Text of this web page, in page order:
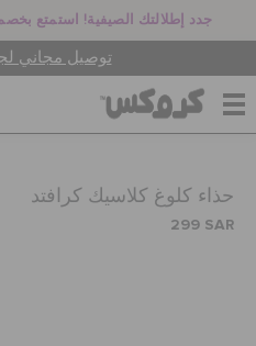
جدد إطلالتك الصيفية! استمتع بخصم 50% ثابت على تشكيلة
توصيل مجاني
حذاء كلوغ كلاسيك كرافتد
299 SAR